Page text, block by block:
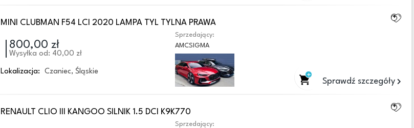
MINI CLUBMAN F54 LCI 2020 LAMPA TYL TYLNA PRAWA
800,00 zł
Wysyłka od: 40,00 zł
Lokalizacja: Czaniec, Śląskie
Sprzedający:
AMCSIGMA
Sprawdź szczegóły
RENAULT CLIO III KANGOO SILNIK 1.5 DCI K9K770
Sprzedający: